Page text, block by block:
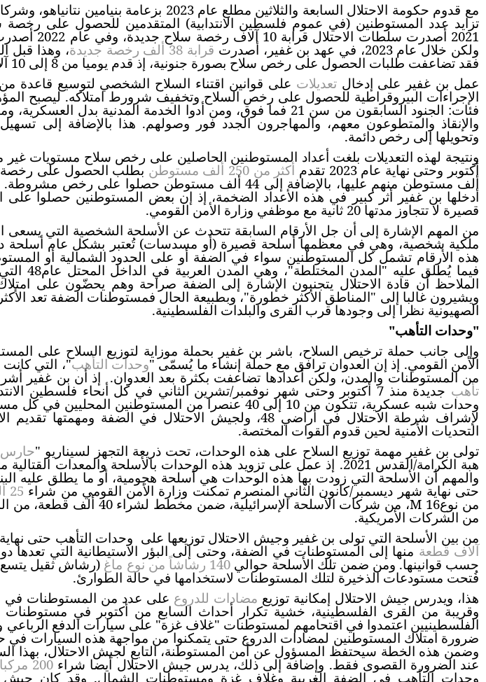
مع قدوم حكومة الاحتلال السابعة والثلاثين مطلع عام 2023
تزايد عدد المستوطنين (في عموم فلسطين الانتدابية) المتقدمين للحصول على
ولكن خلال عام 2023، في عهد بن غفير، أصدرت قرابة 38 ألف رخصة جديدة ، وهذا قبل
فقد تضاعفت طلبات الحصول على رخص سلاح بصورة جنونية، إذ قدم يوميا من 8 إلى 10 آلاف طلب.
عمل بن غفير على إدخالتعديلات على قوانين اقتناء السلاح الشخصي لتوسيع قاعدة
الإجراءات البيروقراطية للحصول على رخص السلاح وتخفيف شرورط امتلاكه. ليصبح
فئات: الجنود السابقون من سن 21 فما فوق، ومن أدوا الخدمة المدنية بدل
والإنقاذ والمتطوعون معهم، والمهاجرون الجدد فور وصولهم. هذا بالإضافة إلى
وتحويلها إلى رخص دائمة.
ونتيجة لهذه التعديلات بلغت أعداد المستوطنين الحاصلين على رخص سلاح مستويات غير
أكتوبر وحتى نهاية عام 2023 تقدم أكثر من 250 ألف مستوطن
ألف مستوطن منهم عليها، بالإضافة إلى 44 ألف مستوطن حصلوا على
أدخلها بن غفير أثر كبير في هذه الأعداد الضخمة، إذ إن بعض المستوطنين حصلوا
قصيرة لا تتجاوز مدتها 20 ثانية مع موظفي وزارة الأمن القومي.
من المهم الإشارة إلى أن جل الأرقام السابقة تتحدث عن الأسلحة الشخصية التي يسعى
ملكية شخصية، وهي في معظمها أسلحة قصيرة (أو مسدسات) تُعتبر بشكل عام أسلحة
هذه الأرقام تشمل كل المستوطنين سواء في الضفة أو على الحدود الشمالية أو
فيما يُطلق
الملاحظ أن قادة الاحتلال يتجنبون الإشارة إلى الضفة صراحة وهم يحضّون على
ويشيرون غالبا إلى "المناطق الأكثر خطورة"، وبطبيعة الحال فمستوطنات الضفة تعد
الصهيونية نظرا إلى وجودها قرب القرى والبلدات الفلسطينية.
"وحدات التأهب"
وإلى جانب حملة ترخيص السلاح، باشر بن غفير بحملة موزاية لتوزيع السلاح على
الأمن القومي. إذ إن العدوان ترافق مع حملة إنشاء ما يُسمّى "وحدات التأهب"، التي
من المستوطنات والمدن، ولكن أعدادها تضاعفت بكثرة بعد العدوان. إذ أن بن غفير
تأهب جديدة منذ 7 أكتوبر وحتى شهر نوفمبر/تشرين الثاني في كل أنحاء فلسطين
وحدات شبه عسكرية، تتكون من 10 إلى 40 عنصرا من المستوطنين
لإشراف شرطة الاحتلال في أراضي 48، ولجيش الاحتلال في الضفة
التحديات الأمنية لحين قدوم القوات المختصة.
تولى بن غفير مهمة توزيع السلاح على هذه الوحدات، تحت ذريعة التجهز لسيناريو "حارس
هبة الكرامة/القدس 2021. إذ عمل على تزويد هذه الوحدات بالأسلحة والمعدات
والمهم أن الأسلحة التي زودت بها هذه الوحدات هي أسلحة هجومية، أو ما يطلق عليه
حتى نهاية شهر ديسمبر/كانون الثاني المنصرم تمكنت وزارة الأمن القومي من شراء 25 ألف قطعة سلاح هجومي
من نوعM 16 ، من شركات الأسلحة الإسرائيلية،
من الشركات الأمريكية.
من بين الأسلحة التي تولى بن غفير وجيش الاحتلال توزيعها على وحدات التأهب حتى نهاية عام
آلاف قطعة منها إلى المستوطنات في الضفة، وحتى إلى البؤر الاستيطانية التي تعدها
حسب قوانينها. ومن ضمن تلك الأسلحة حوالي140 رشاشاً من نوع ماغ
فُتحت مستودعات الذخيرة لتلك المستوطنات لاستخدامها في حالة الطوارئ.
هذا، ويدرس جيش الاحتلال إمكانية توزيع مضادات للدروع على عدد من المستوطنات في
وقريبة من القرى الفلسطينية، خشية تكرار أحداث السابع من أكتوبر في مستوطنات
الفلسطينيين اعتمدوا في اقتحامهم لمستوطنات "غلاف غزة" على سيارات الدفع الرباعي
ضرورة امتلاك المستوطنين لمضادات الدروع حتى يتمكنوا من مواجهة هذه السيارات في
وضمن هذه الخطة سيحتفظ المسؤول عن أمن المستوطنة، التابع لجيش الاحتلال، بهذا
عند الضرورة القصوى فقط. وإضافة إلى ذلك، يدرس جيش الاحتلال أيضا شراء200 مركبات مصفّحة
وحدات التأهب في الضفة الغربية وغلاف غزة ومستوطنات الشمال. وقد كان جيش